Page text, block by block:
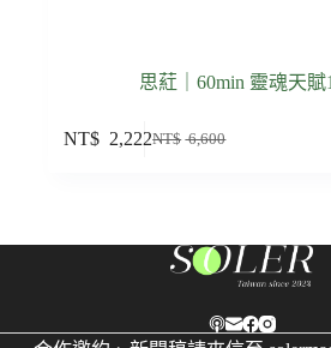
思葒｜60min 靈魂天賦
NT$ 6,600
NT$ 2,222